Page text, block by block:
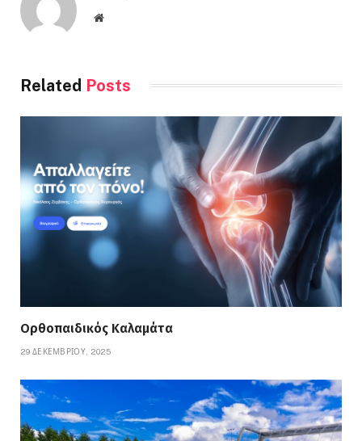
Website
Related Posts
Ορθοπαιδικός Καλαμάτα
29 ΔΕΚΕΜΒΡΊΟΥ, 2025